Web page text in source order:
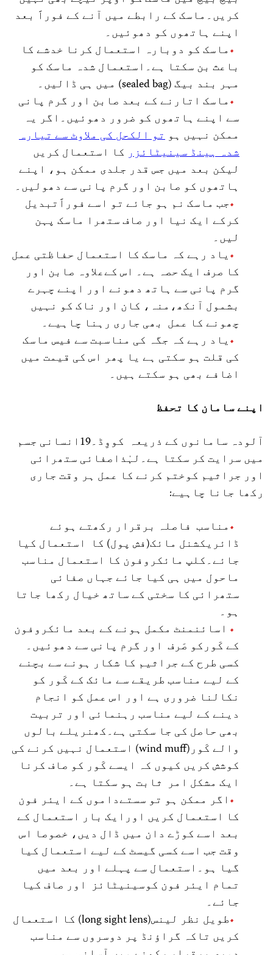
کریں۔ماسک کے رابطے میں آنے کے فوراََ بعد
اپنے ہاتھوں کو دھوئیں۔
ماسک کو دوبارہ استعمال کرنا خدشے کا
باعث بن سکتا ہے۔استعمال شدہ ماسک کو
مہر بند بیگ (sealed bag) میں ہی ڈالیں۔
ماسک اتارنے کے بعد صابن اور گرم پانی
سے اپنے ہاتھوں کو ضرور دھوئیں۔اگر یہ
ممکن نہیں ہو تو الکحل کی ملاوٹ سے تیارہ
شدہ ہینڈ سینیٹائزر کا استعمال کریں
لیکن بعد میں جس قدر جلدی ممکن ہو، اپنے
ہاتھوں کو صابن اور گرم پانی سے دھولیں۔
جب ماسک نم ہو جائے تو اسے فوراََتبدیل
کرکے ایک نیا اور صاف ستھرا ماسک پہن
لیں۔
یاد رہے کہ ماسک کا استعمال حفاظتی عمل
کا صرف ایک حصہ ہے۔ اس کےعلاوہ صابن اور
گرم پانی سے ہاتھ دھونے اور اپنے چہرے
بشمول آنکھ،منہ، کان اور ناک کو نہیں
چھونے کا عمل بھی جاری رہنا چاہیے۔
یاد رہے کہ جگہ کی مناسبت سے فیس ماسک
کی قلت ہو سکتی ہے یا پھر اس کی قیمت میں
اضافے بھی ہو سکتے ہیں۔
اپنے سامان کا تحفظ
آلودہ سامانوں کے ذریعہ کووِڈ۔19انسانی جسم
میں سرایت کر سکتا ہے۔لہٰذاصفائی ستھرائی
اور جراثیم کوختم کرنے کا عمل ہر وقت جاری
رکھا جانا چاہیے:
مناسب فاصلہ برقرار رکھتے ہوئے
ڈائریکشنل مائک(فش پول) کا استعمال کیا
جائے۔کلپ مائکروفون کا استعمال مناسب
ماحول میں ہی کیا جائے جہاں صفائی
ستھرائی کا سختی کے ساتھ خیال رکھا جاتا
ہو۔
اسائنمنٹ مکمل ہونے کے بعد مائکروفون
کے کَورکو صَرف اور گرم پانی سے دھوئیں۔
کسی طرح کے جراثیم کا شکار ہونے سے بچنے
کے لیے مناسب طریقے سے مائک کے کَور کو
نکالنا ضروری ہے اور اس عمل کو انجام
دینے کے لیے مناسب رہنمائی اور تربیت
بھی حاصل کی جا سکتی ہے۔کھنریلے بالوں
والے کَور(wind muff) استعمال نہیں کرنے کی
کوشش کریں کیوں کہ ایسے کَور کو صاف کرنا
ایک مشکل امر ثابت ہو سکتا ہے۔
اگر ممکن ہو تو سستےداموں کے ایئر فون
کا استعمال کریں اورایک بار استعمال کے
بعد اسے کوڑے دان میں ڈال دیں، خصوصا اس
وقت جب اسے کسی گیسٹ کے لیے استعمال کیا
گیا ہو۔استعمال سے پہلے اور بعد میں
تمام ایئر فون کوسینیٹائز اور صاف کیا
جائے۔
طویل نظر لینس(long sight lens) کا استعمال
کریں تاکہ گراؤنڈ پر دوسروں سے مناسب